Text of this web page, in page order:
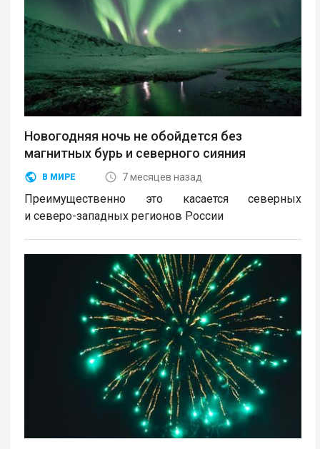
Новогодняя ночь не обойдется без
магнитных бурь и северного сияния
В МИРЕ 7 месяцев назад
Преимущественно это касается северных
и северо-западных регионов России